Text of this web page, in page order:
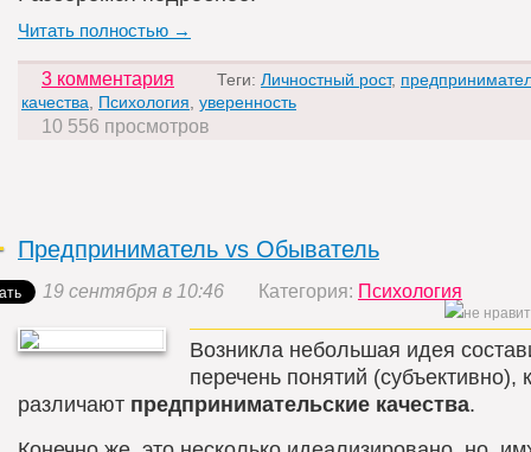
Читать полностью →
3 комментария Теги: Личностный рост,
качества
Психология уверенность
10 556 просмотров
Предприниматель vs Обыватель
19 сентября в 10:46 Категория: Психология
Возникла небольшая идея
перечень понятий (субъективно),
различают предпринимательские качества.